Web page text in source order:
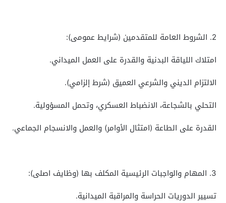
2. الشروط العامة للمتقدمين (شرایط عمومی):
امتلاك اللياقة البدنية والقدرة على العمل الميداني.
الالتزام الديني والشرعي العميق (شرط إلزامي).
التحلي بالشجاعة، الانضباط العسكري، وتحمل المسؤولية.
القدرة على الطاعة (امتثال الأوامر) والعمل والانسجام الجماعي.
3. المهام والواجبات الرئيسية المكلف بها (وظایف اصلی):
تسيير الدوريات الحراسة والمراقبة الميدانية.